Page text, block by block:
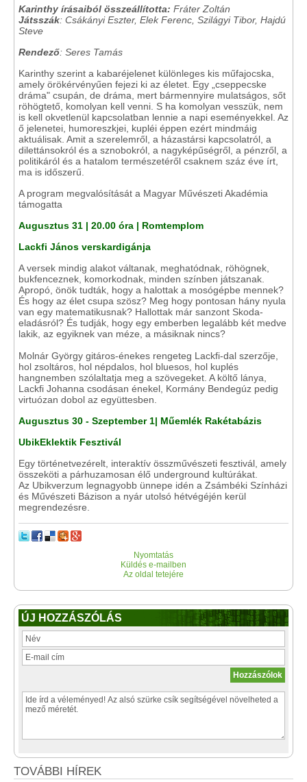
Karinthy írásaiból összeállította: Fráter Zoltán
Játsszák: Csákányi Eszter, Elek Ferenc, Szilágyi Tibor, Hajdú
Steve
Rendező: Seres Tamás
Karinthy szerint a kabaréjelenet különleges kis műfajocska,
amely örökérvényűen fejezi ki az életet. Egy „cseppecske
dráma" csupán, de dráma, mert bármennyire mulatságos, sőt
röhögtető, komolyan kell venni. S ha komolyan vesszük, nem
is kell okvetlenül kapcsolatban lennie a napi eseményekkel. Az
ő jelenetei, humoreszkjei, kupléi éppen ezért mindmáig
aktuálisak. Amit a szerelemről, a házastársi kapcsolatról, a
dilettánsokról és a sznobokról, a nagyképűségről, a pénzről, a
politikáról és a hatalom természetéről csaknem száz éve írt,
ma is időszerű.
A program megvalósítását a Magyar Művészeti Akadémia
támogatta
Augusztus 31 | 20.00 óra | Romtemplom
Lackfi János verskardigánja
A versek mindig alakot váltanak, meghatódnak, röhögnek,
bukfenceznek, komorkodnak, minden színben játszanak.
Apropó, önök tudták, hogy a halottak a mosógépbe mennek?
És hogy az élet csupa szösz? Meg hogy pontosan hány nyula
van egy matematikusnak? Hallottak már sanzont Skoda-
eladásról? És tudják, hogy egy emberben legalább két medve
lakik, az egyiknek van méze, a másiknak nincs?
Molnár György gitáros-énekes rengeteg Lackfi-dal szerzője,
hol zsoltáros, hol népdalos, hol bluesos, hol kuplés
hangnemben szólaltatja meg a szövegeket. A költő lánya,
Lackfi Johanna csodásan énekel, Kormány Bendegúz pedig
virtuózan dobol az együttesben.
Augusztus 30 - Szeptember 1| Műemlék Rakétabázis
UbikEklektik Fesztivál
Egy történetvezérelt, interaktív összművészeti fesztivál, amely
összeköti a párhuzamosan élő underground kultúrákat.
Az Ubikverzum legnagyobb ünnepe idén a Zsámbéki Színházi
és Művészeti Bázison a nyár utolsó hétvégéjén kerül
megrendezésre.
Nyomtatás
Küldés e-mailben
Az oldal tetejére
ÚJ HOZZÁSZÓLÁS
TOVÁBBI HÍREK